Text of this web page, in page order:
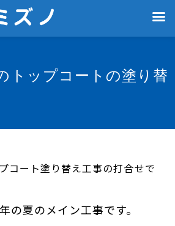
トップコートの塗り替
コート塗り替え工事の打合せで
の夏のメイン工事です。